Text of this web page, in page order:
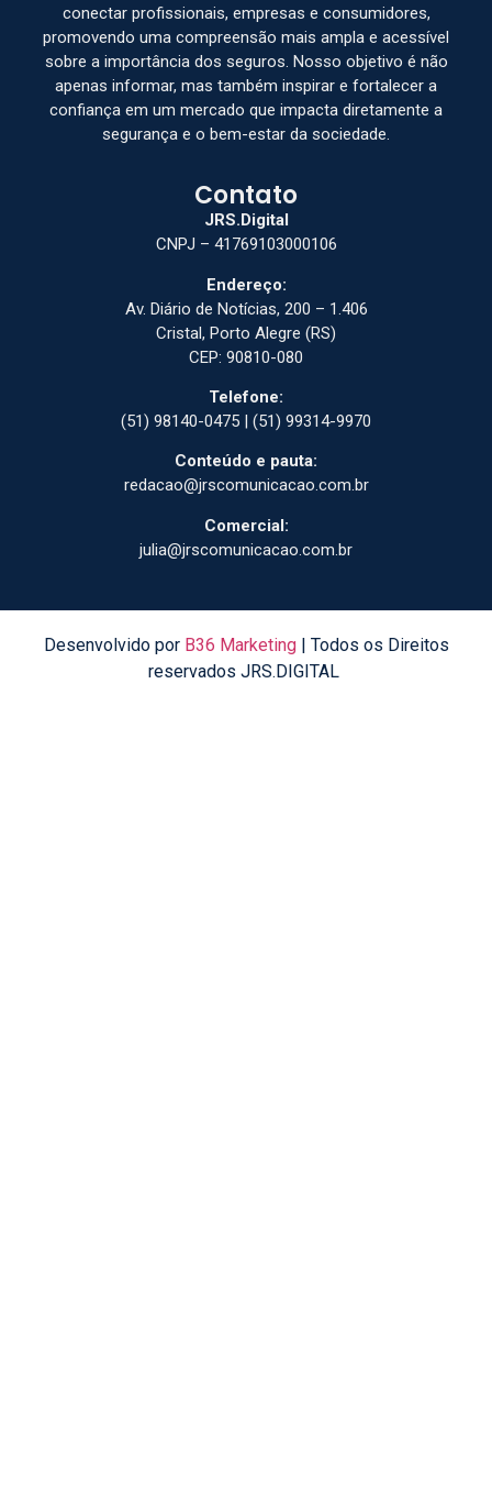
conectar profissionais, empresas e consumidores,
promovendo uma compreensão mais ampla e acessível
sobre a importância dos seguros. Nosso objetivo é não
apenas informar, mas também inspirar e fortalecer a
confiança em um mercado que impacta diretamente a
segurança e o bem-estar da sociedade.
Contato
JRS.Digital
CNPJ – 41769103000106
Endereço:
Av. Diário de Notícias, 200 – 1.406
Cristal, Porto Alegre (RS)
CEP: 90810-080
Telefone:
(51) 98140-0475 | (51) 99314-9970
Conteúdo e pauta:
redacao@jrscomunicacao.com.br
Comercial:
julia@jrscomunicacao.com.br
Desenvolvido por B36 Marketing| Todos os Direitos
reservados JRS.DIGITAL